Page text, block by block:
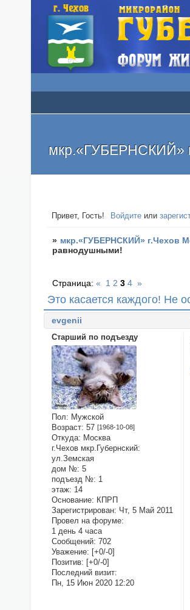
мкр.«ГУБЕРНСКИЙ»
Привет, Гость! Войдите или
» мкр.«ГУБЕРНСКИЙ» г.Чехов
равнодушными!
Это касается каждого! Не
Страница:« 1 2 3 4 »
evgenii
Старший по подъезду
Пол: Мужской
Возраст: 57 [1968-10-08]
Откуда: Москва
г.Чехов мкр.Губернский:
ул.Земская
дом №: 5
подъезд №: 1
этаж: 14
Основание: КПРП
Зарегистрирован: Чт, 5 Май 2011
Провел на форуме:
1 день 4 часа
Сообщений: 702
Уважение: [+0/-0]
Позитив: [+0/-0]
Последний визит:
Пн, 15 Июн 2020 12:20